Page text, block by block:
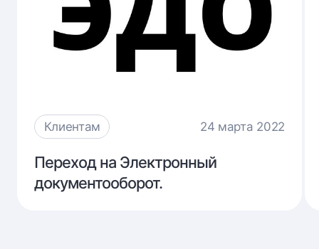
Клиентам 24 марта 2022
Переход
на
Переход на Электронный
документооборот.